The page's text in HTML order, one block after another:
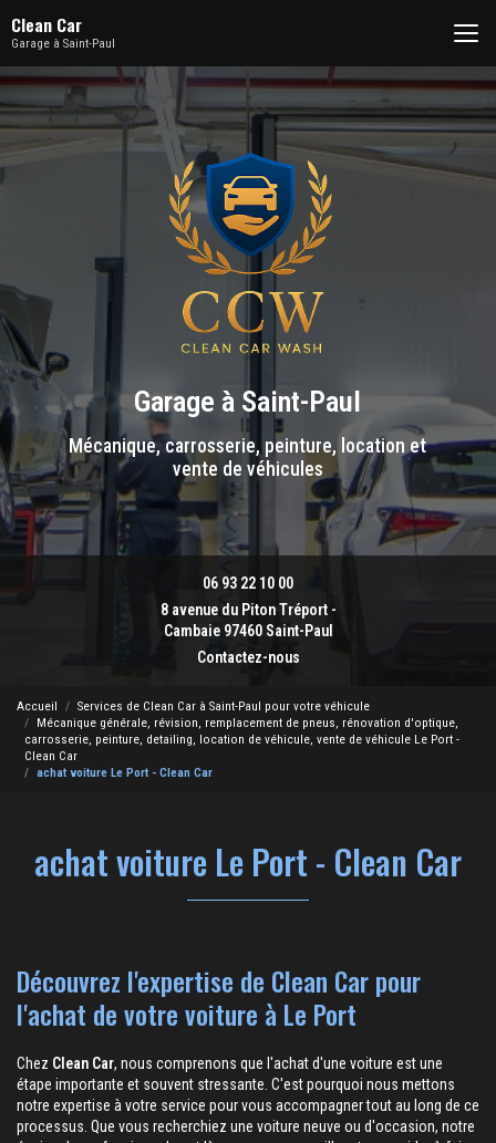
au
contenu
principal
Clean Car
Garage à Saint-Paul
Garage à Saint-Paul
Mécanique, carrosserie, peinture, location et
vente de véhicules
06 93 22 10 00
8 avenue du Piton Tréport -
Cambaie 97460 Saint-Paul
Contactez-nous
Accueil
Services de Clean Car à Saint-Paul pour votre véhicule
Mécanique générale, révision, remplacement de pneus, rénovation d'optique,
carrosserie, peinture, detailing, location de véhicule, vente de véhicule Le Port -
Clean Car
achat voiture Le Port - Clean Car
achat voiture Le Port - Clean Car
Découvrez l'expertise de Clean Car pour
l'achat de votre voiture à Le Port
Chez Clean Car, nous comprenons que l'achat d'une voiture est une
étape importante et souvent stressante. C'est pourquoi nous mettons
notre expertise à votre service pour vous accompagner tout au long de ce
processus. Que vous recherchiez une voiture neuve ou d'occasion, notre